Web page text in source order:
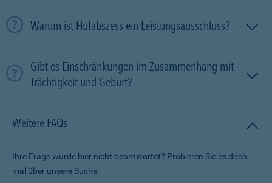
Warum ist Hufabszess ein Leistungsausschluss?
Gibt es Einschränkungen im Zusammenhang mit
Trächtigkeit und Geburt?
Weitere FAQs
Ihre Frage wurde hier nicht beantwortet? Probieren Sie es doch
mal über unsere Suche.